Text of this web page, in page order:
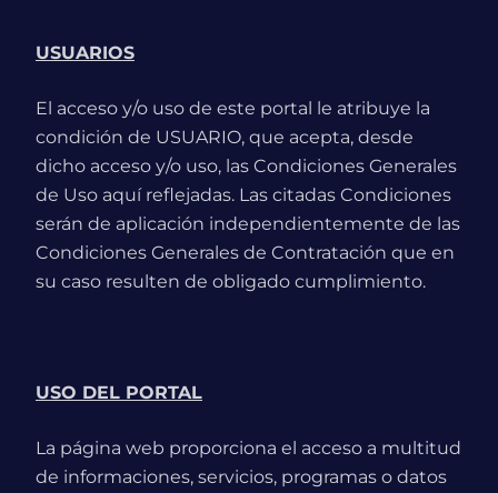
USUARIOS
El acceso y/o uso de este portal le atribuye la
condición de USUARIO, que acepta, desde
dicho acceso y/o uso, las Condiciones Generales
de Uso aquí reflejadas. Las citadas Condiciones
serán de aplicación independientemente de las
Condiciones Generales de Contratación que en
su caso resulten de obligado cumplimiento.
USO DEL PORTAL
La página web proporciona el acceso a multitud
de informaciones, servicios, programas o datos